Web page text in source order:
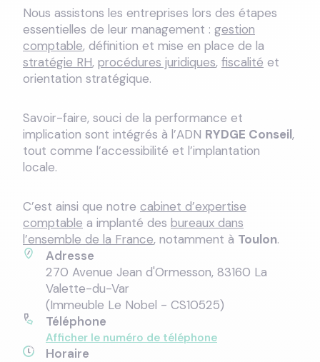
Nous assistons les entreprises lors des étapes
essentielles de leur management : gestion
comptable, définition et mise en place de la
stratégie RH, procédures juridiques, fiscalité et
orientation stratégique.
Savoir-faire, souci de la performance et
implication sont intégrés à l’ADN RYDGE Conseil,
tout comme l’accessibilité et l’implantation
locale.
C’est ainsi que notre cabinet d’expertise
comptable a implanté des bureaux dans
l’ensemble de la France, notamment à Toulon.
Adresse
270 Avenue Jean d'Ormesson, 83160 La
Valette-du-Var
(Immeuble Le Nobel - CS10525)
Téléphone
Afficher le numéro de téléphone
Horaire